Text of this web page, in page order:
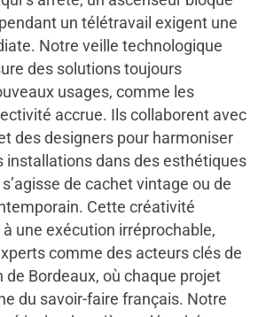
un télétravail exigent une
Notre veille technologique
des solutions toujours
usages, comme les
accrue. Ils collaborent avec
des designers pour harmoniser
installations dans des esthétiques
de cachet vintage ou de
Cette créativité
une exécution irréprochable,
comme des acteurs clés de
de Bordeaux, où chaque projet
du savoir-faire français. Notre